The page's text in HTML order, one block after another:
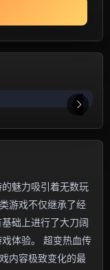
魅力吸引着无数玩
游戏不仅继承了经
础上进行了大刀阔
体验。 超变热血传
内容极致变化的最